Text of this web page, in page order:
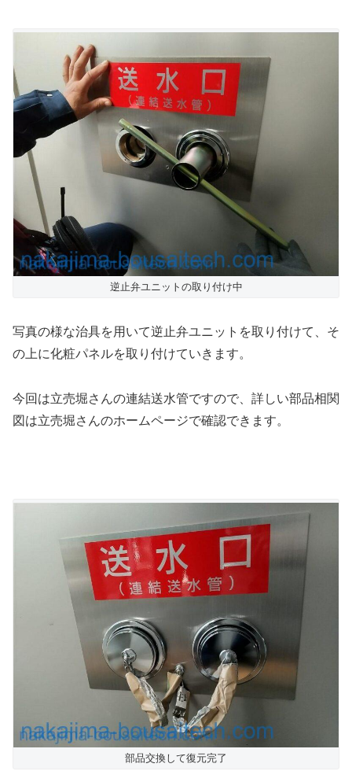
逆止弁ユニットの取り付け中
写真の様な治具を用いて逆止弁ユニットを取り付けて、そ
の上に化粧パネルを取り付けていきます。
今回は立売堀さんの連結送水管ですので、詳しい部品相関
図は立売堀さんのホームページで確認できます。
部品交換して復元完了